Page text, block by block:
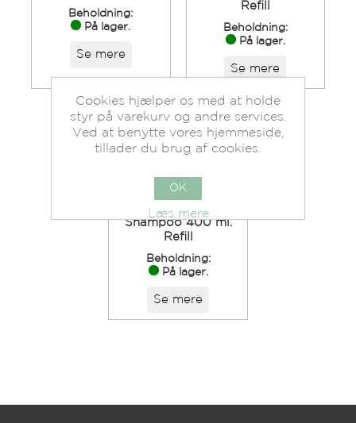
Beholdning:
På lager.
Se mere
Refill
Beholdning:
På lager.
Se mere
So Pure Cool
Shampoo 400 ml.
Refill
Beholdning:
På lager.
Se mere
Cookies hjælper os med at holde
styr på varekurv og andre services.
Ved at benytte vores hjemmeside,
tillader du brug af cookies.
OK
Læs mere